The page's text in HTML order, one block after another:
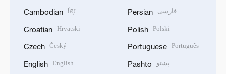
Cambodian ខ្មែរ
Croatian Hrvatski
Czech Český
English English
Persian فارسی
Polish Polski
Portuguese Português
Pashto پښتو